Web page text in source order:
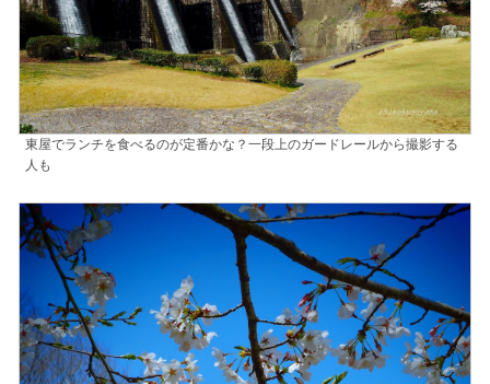
東屋でランチを食べるのが定番かな？一段上のガードレールから撮影する
人も